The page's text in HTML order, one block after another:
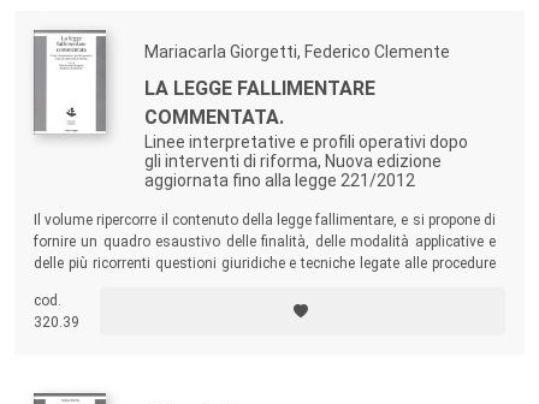
Mariacarla Giorgetti, Federico Clemente
LA LEGGE FALLIMENTARE
COMMENTATA.
Linee interpretative e profili operativi dopo
gli interventi di riforma, Nuova edizione
aggiornata fino alla legge 221/2012
Il volume ripercorre il contenuto della legge fallimentare, e si propone di
fornire un quadro esaustivo delle finalità, delle modalità applicative e
delle più ricorrenti questioni giuridiche e tecniche legate alle procedure
professionisti e operatori del diritto che si confrontano con la
normativa fallimentare.
cod.
320.39